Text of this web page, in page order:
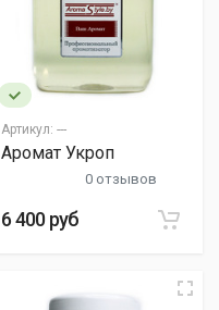
Артикул: ---
Аромат Укроп
0 отзывов
6 400 руб